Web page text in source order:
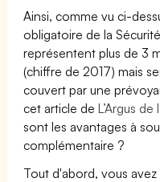
Ainsi, comme vu ci-
obligatoire de la
représentent plus de 3
(chiffre de 2017) mais
couvert par une
cet article deL’Argus de
sont les avantages à
complémentaire ?
Tout d'abord, vous